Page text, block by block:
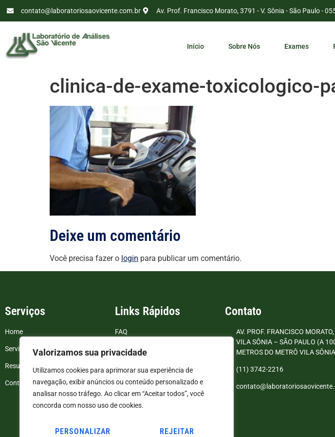
Valorizamos sua privacidade
Utilizamos cookies para aprimorar sua experiência de
navegação, exibir anúncios ou conteúdo personalizado e
analisar nosso tráfego. Ao clicar em “Aceitar todos”, você
concorda com nosso uso de cookies.
PERSONALIZAR REJEITAR
contato@laboratoriosaovicente.com.br Av. Prof. Francisco Morato, 3791 - V. Sônia - São Paulo -
Início Sobre Nós Exames
clinica-de-exame-toxicologico-
Deixe um comentário
Você precisa fazer o login para publicar um comentário.
Serviços
Home
Serviços
Resultados de exames
Contato
Links Rápidos
FAQ
Blog
Politica de Privacidade
Termos e Condições
Contato
AV. PROF. FRANCISCO
VILA SÔNIA – SÃO PAULO (A
METROS DO METRÔ VILA
(11) 3742-2216